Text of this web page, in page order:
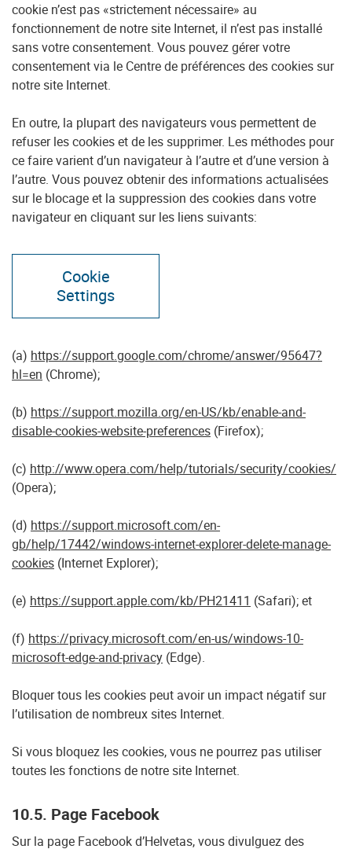
cookie n’est pas «strictement nécessaire» au
fonctionnement de notre site Internet, il n’est pas installé
sans votre consentement. Vous pouvez gérer votre
consentement via le Centre de préférences des cookies sur
notre site Internet.
En outre, la plupart des navigateurs vous permettent de
refuser les cookies et de les supprimer. Les méthodes pour
ce faire varient d’un navigateur à l’autre et d’une version à
l’autre. Vous pouvez obtenir des informations actualisées
sur le blocage et la suppression des cookies dans votre
navigateur en cliquant sur les liens suivants:
Cookie
Settings
(a) https://support.google.com/chrome/answer/95647?
hl=en (Chrome);
(b) https://support.mozilla.org/en-US/kb/enable-and-
disable-cookies-website-preferences (Firefox);
(c) http://www.opera.com/help/tutorials/security/cookies/
(Opera);
(d) https://support.microsoft.com/en-
gb/help/17442/windows-internet-explorer-delete-manage-
cookies (Internet Explorer);
(e) https://support.apple.com/kb/PH21411 (Safari); et
(f) https://privacy.microsoft.com/en-us/windows-10-
microsoft-edge-and-privacy (Edge).
Bloquer tous les cookies peut avoir un impact négatif sur
l’utilisation de nombreux sites Internet.
Si vous bloquez les cookies, vous ne pourrez pas utiliser
toutes les fonctions de notre site Internet.
10.5. Page Facebook
Sur la page Facebook d’Helvetas, vous divulguez des